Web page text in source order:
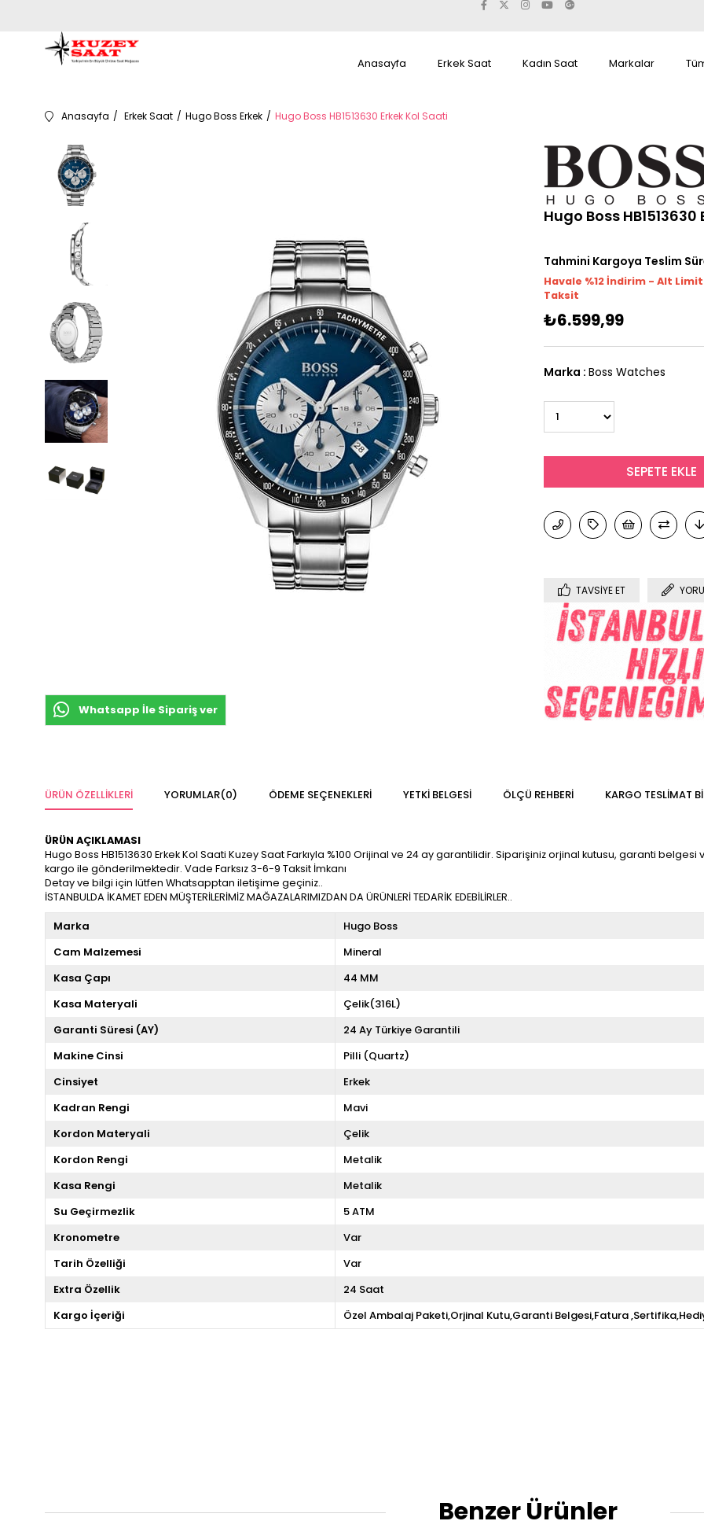
Anasayfa Erkek Saat Kadın Saat Markalar
Anasayfa Erkek Saat Hugo Boss Erkek Hugo Boss HB1513630 Erkek Kol Saati
Whatsapp İle Sipariş ver
Hugo Boss
Tahmini Kargoya Teslim
Havale %12 İndirim - Alt Limit
Taksit
₺6.599,99
Marka : Boss Watches
TAVSIYE ET
ÜRÜN ÖZELLIKLERI YORUMLAR(0) ÖDEME SEÇENEKLERI YETKİ BELGESİ ÖLÇÜ REHBERI KARGO TESLIMAT
ÜRÜN AÇIKLAMASI
Hugo Boss HB1513630 Erkek Kol Saati Kuzey Saat Farkıyla %100 Orijinal ve 24 ay garantilidir. Siparişiniz orjinal kutusu, garanti
kargo ile gönderilmektedir. Vade Farksız 3-6-9 Taksit İmkanı
Detay ve bilgi için lütfen Whatsapptan iletişime geçiniz..
İSTANBULDA İKAMET EDEN MÜŞTERİLERİMİZ MAĞAZALARIMIZDAN DA ÜRÜNLERİ TEDARİK EDEBİLİRLER..
Marka
Hugo Boss
Cam Malzemesi
Mineral
Kasa Çapı
44 MM
Kasa Materyali
Çelik(316L)
Garanti Süresi (AY)
24 Ay Türkiye Garantili
Makine Cinsi
Pilli (Quartz)
Cinsiyet
Erkek
Kadran Rengi
Mavi
Kordon Materyali
Çelik
Kordon Rengi
Metalik
Kasa Rengi
Metalik
Su Geçirmezlik
5 ATM
Kronometre
Var
Tarih Özelliği
Var
Extra Özellik
24 Saat
Kargo İçeriği
Özel Ambalaj Paketi,Orjinal Kutu,Garanti Belgesi,Fatura
Benzer Ürünler